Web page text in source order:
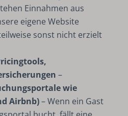
Einnahmen aus
eigene Website
sonst nicht erzielt
–
wie
Airbnb)– Wenn ein Gast